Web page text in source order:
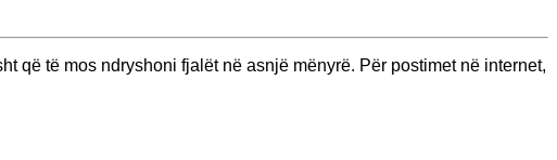
që të mos ndryshoni fjalët në asnjë mënyrë. Për postimet në internet,